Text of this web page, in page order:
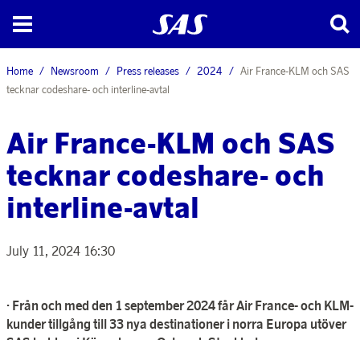
Home Newsroom Press releases 2024
Air France-KLM och SAS
tecknar codeshare- och interline-avtal
Air France-KLM och SAS
tecknar codeshare- och
interline-avtal
July 11, 2024 16:30
· Från och med den 1 september 2024 får Air France- och KLM-
kunder tillgång till 33 nya destinationer i norra Europa utöver